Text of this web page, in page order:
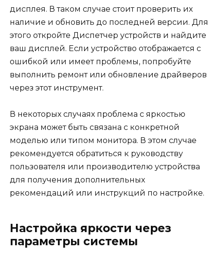
дисплея. В таком случае стоит проверить их
наличие и обновить до последней версии. Для
этого откройте Диспетчер устройств и найдите
ваш дисплей. Если устройство отображается с
ошибкой или имеет проблемы, попробуйте
выполнить ремонт или обновление драйверов
через этот инструмент.
В некоторых случаях проблема с яркостью
экрана может быть связана с конкретной
моделью или типом монитора. В этом случае
рекомендуется обратиться к руководству
пользователя или производителю устройства
для получения дополнительных
рекомендаций или инструкций по настройке.
Настройка яркости через
параметры системы